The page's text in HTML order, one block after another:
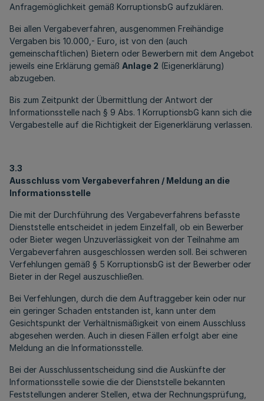
Anfragemöglichkeit gemäß KorruptionsbG aufzuklären.
Bei allen Vergabeverfahren, ausgenommen Freihändige
Vergaben bis 10.000,- Euro, ist von den (auch
gemeinschaftlichen) Bietern oder Bewerbern mit dem Angebot
jeweils eine Erklärung gemäß Anlage 2 (Eigenerklärung)
abzugeben.
Bis zum Zeitpunkt der Übermittlung der Antwort der
Informationsstelle nach § 9 Abs. 1 KorruptionsbG kann sich die
Vergabestelle auf die Richtigkeit der Eigenerklärung verlassen.
3.3
Ausschluss vom Vergabeverfahren / Meldung an die
Informationsstelle
Die mit der Durchführung des Vergabeverfahrens befasste
Dienststelle entscheidet in jedem Einzelfall, ob ein Bewerber
oder Bieter wegen Unzuverlässigkeit von der Teilnahme am
Vergabeverfahren ausgeschlossen werden soll. Bei schweren
Verfehlungen gemäß § 5 KorruptionsbG ist der Bewerber oder
Bieter in der Regel auszuschließen.
Bei Verfehlungen, durch die dem Auftraggeber kein oder nur
ein geringer Schaden entstanden ist, kann unter dem
Gesichtspunkt der Verhältnismäßigkeit von einem Ausschluss
abgesehen werden. Auch in diesen Fällen erfolgt aber eine
Meldung an die Informationsstelle.
Bei der Ausschlussentscheidung sind die Auskünfte der
Informationsstelle sowie die der Dienststelle bekannten
Feststellungen anderer Stellen, etwa der Rechnungsprüfung,